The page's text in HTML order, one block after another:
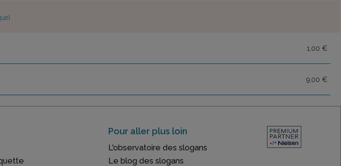
1,00 €
9,00 €
Pour aller plus loin
L'observatoire des slogans
Le blog des slogans